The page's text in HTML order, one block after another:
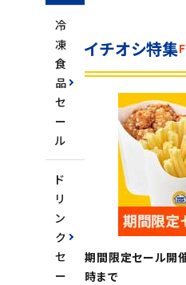
フードロス
ペット用品
SHOP GUIDE
お問い合わせ
特定商取引法表示について
プライバシーポリシー
冷
凍
食
品
セ
ー
ル
ド
リ
ン
ク
セ
ー
イチオシ特集
期間限定セール開
時まで